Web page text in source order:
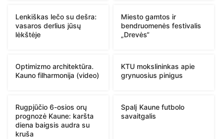
Lenkiškas lečo su dešra:
vasaros derlius jūsų
lėkštėje
Miesto gamtos ir
bendruomenės festivalis
„Drevės“
Optimizmo architektūra.
Kauno filharmonija (video)
KTU mokslininkas apie
grynuosius pinigus
Rugpjūčio 6-osios orų
prognozė Kaune: karšta
diena baigsis audra su
kruša
Spalį Kaune futbolo
savaitgalis